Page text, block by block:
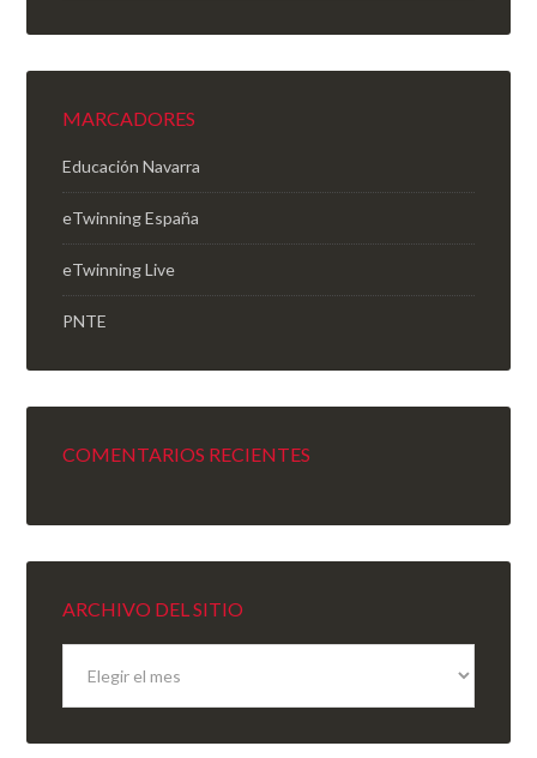
MARCADORES
Educación Navarra
eTwinning España
eTwinning Live
PNTE
COMENTARIOS RECIENTES
ARCHIVO DEL SITIO
sitio